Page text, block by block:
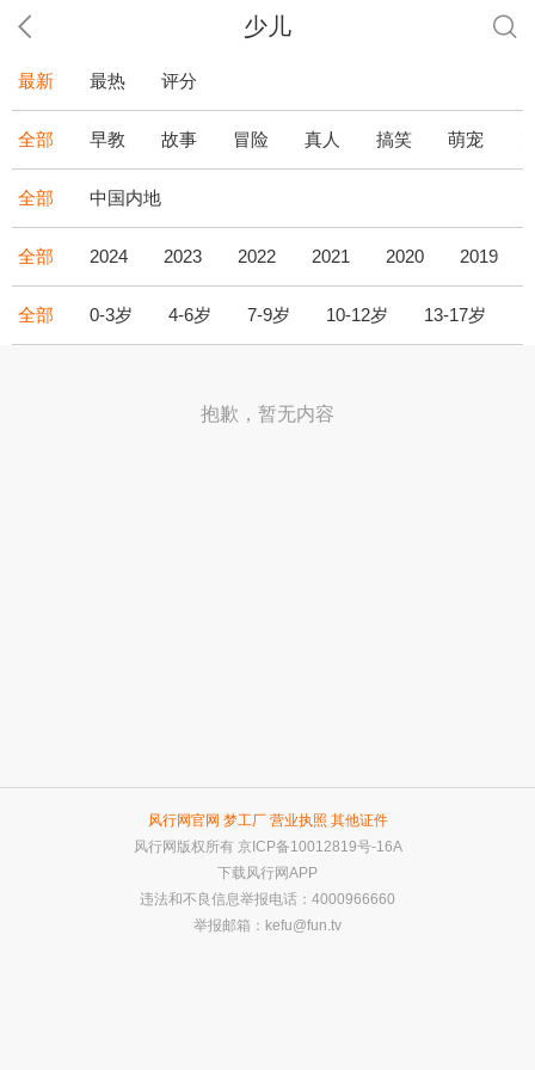
少儿
最新 最热 评分
全部 早教 故事 冒险 真人 搞笑 萌宠
全部 中国内地
全部 2024 2023 2022 2021 2020 2019
全部 0-3岁 4-6岁 7-9岁 10-12岁 13-17岁
抱歉，暂无内容
风行网官网 梦工厂 营业执照 其他证件
风行网版权所有 京ICP备10012819号-16A
下载风行网APP
违法和不良信息举报电话：4000966660
举报邮箱： kefu@fun.tv